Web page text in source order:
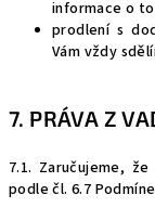
informace o
prodlení s
Vám vždy
7. PRÁVA Z
7.1. Zaručujeme,
podle čl. 6.7